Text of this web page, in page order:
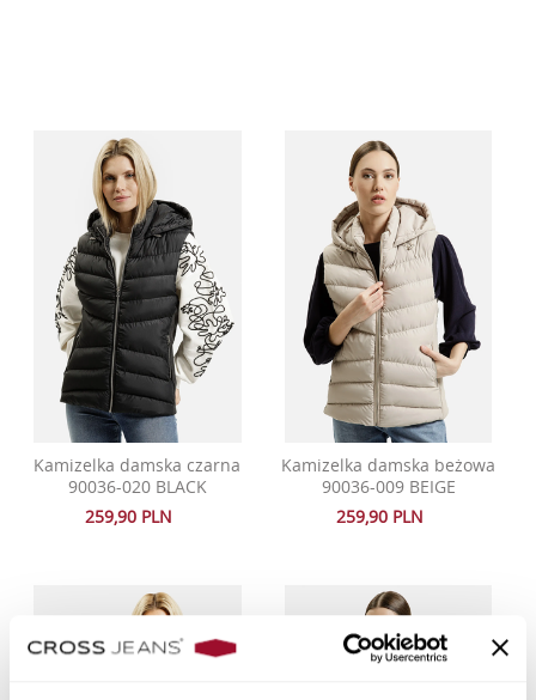
Kamizelka damska czarna
90036-020 BLACK
259,90 PLN
Kamizelka damska beżowa
90036-009 BEIGE
259,90 PLN